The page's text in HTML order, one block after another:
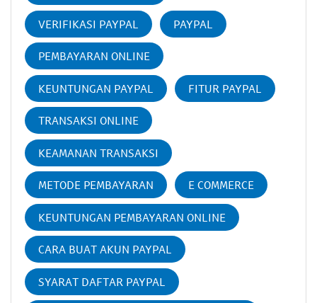
VERIFIKASI PAYPAL PAYPAL
PEMBAYARAN ONLINE
KEUNTUNGAN PAYPAL FITUR PAYPAL
TRANSAKSI ONLINE
KEAMANAN TRANSAKSI
METODE PEMBAYARAN E COMMERCE
KEUNTUNGAN PEMBAYARAN ONLINE
CARA BUAT AKUN PAYPAL
SYARAT DAFTAR PAYPAL